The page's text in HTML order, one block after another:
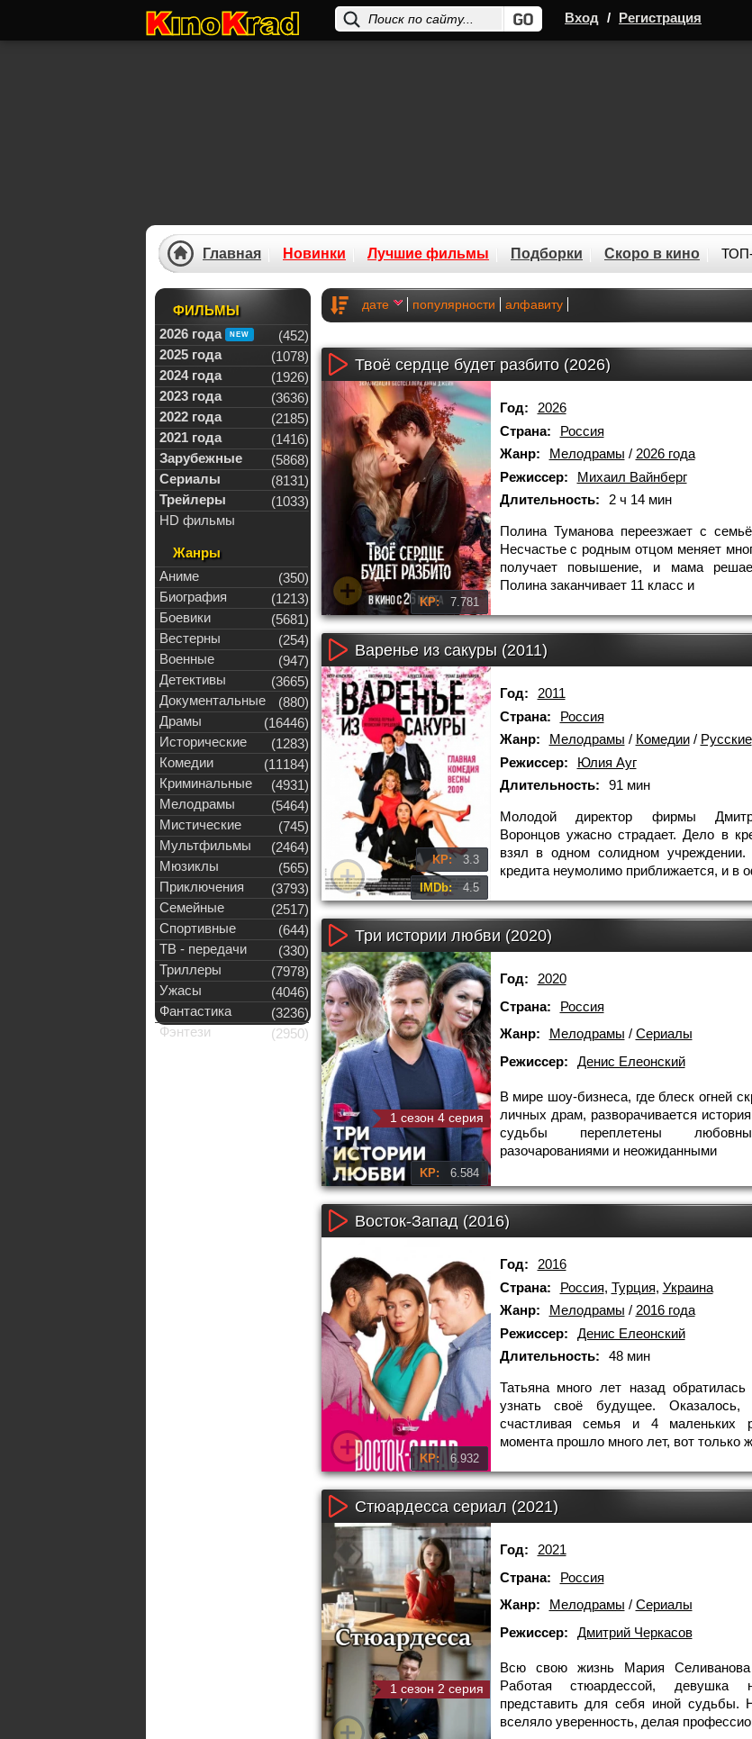
Вход / Регистрация
дате популярности алфавиту
Твоё сердце будет разбито (2026)
KP: 7.781
Год:
2026
Страна:
Россия
Жанр:
Мелодрамы / 2026 года
Режиссер:
Михаил Вайнберг
Длительность:
2 ч 14 мин
Полина Туманова переезжает с
Несчастье с родным отцом меняет
получает повышение, и мама
Полина заканчивает 11 класс и
Варенье из сакуры (2011)
KP: 3.3
IMDb: 4.5
Год:
2011
Страна:
Россия
Жанр:
Мелодрамы / Комедии/ Русские
Режиссер:
Юлия Ауг
Длительность:
91 мин
Молодой директор фирмы
Воронцов ужасно страдает. Дело в
взял в одном солидном учреждении.
кредита неумолимо приближается, и в
Три истории любви (2020)
1 сезон 4 серия
KP: 6.584
Год:
2020
Страна:
Россия
Жанр:
Мелодрамы / Сериалы
Режиссер:
Денис Елеонский
В мире шоу-бизнеса, где блеск огней
личных драм, разворачивается
судьбы переплетены
разочарованиями и неожиданными
Восток-Запад (2016)
KP: 6.932
Год:
2016
Страна:
Россия, Турция, Украина
Жанр:
Мелодрамы / 2016 года
Режиссер:
Денис Елеонский
Длительность:
48 мин
Татьяна много лет назад
узнать своё будущее.
счастливая семья и 4 маленьких
момента прошло много лет, вот только
Стюардесса сериал (2021)
1 сезон 2 серия
Год:
2021
Страна:
Россия
Жанр:
Мелодрамы / Сериалы
Режиссер:
Дмитрий Черкасов
Всю свою жизнь Мария Селиванова
Работая стюардессой,
представить для себя иной судьбы.
вселяло уверенность, делая
ФИЛЬМЫ
2026 года
(452)
2025 года
(1078)
2024 года
(1926)
2023 года
(3636)
2022 года
(2185)
2021 года
(1416)
Зарубежные
(5868)
Сериалы
(8131)
Трейлеры
(1033)
HD фильмы
Жанры
Аниме
(350)
Биография
(1213)
Боевики
(5681)
Вестерны
(254)
Военные
(947)
Детективы
(3665)
Документальные
(880)
Драмы
(16446)
Исторические
(1283)
Комедии
(11184)
Криминальные
(4931)
Мелодрамы
(5464)
Мистические
(745)
Мультфильмы
(2464)
Мюзиклы
(565)
Приключения
(3793)
Семейные
(2517)
Спортивные
(644)
ТВ - передачи
(330)
Триллеры
(7978)
Ужасы
(4046)
Фантастика
(3236)
Фэнтези
(2950)
Главная Новинки Лучшие фильмы Подборки Скоро в кино